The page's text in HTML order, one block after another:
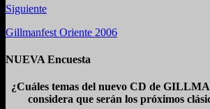
Siguiente
Gillmanfest Oriente 2006
NUEVA Encuesta
¿Cuáles temas del nuevo CD de
considera que serán los próximos